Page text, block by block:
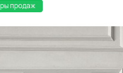
продаж